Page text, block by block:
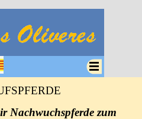
Nachwuchspferde zum